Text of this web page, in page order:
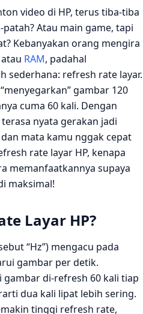
HP Lebih Halus?
Gaming dan Streaming?
video di HP, terus tiba‑tiba
Atau main game, tapi
Kebanyakan orang mengira
atau RAM, padahal
sederhana: refresh rate layar.
gambar 120
cuma 60 kali. Dengan
nyata gerakan jadi
mata kamu nggak cepat
rate layar HP, kenapa
memanfaatkannya supaya
maksimal!
Layar HP?
“Hz”) mengacu pada
gambar per detik.
di‑refresh 60 kali tiap
dua kali lipat lebih sering.
tinggi refresh rate,